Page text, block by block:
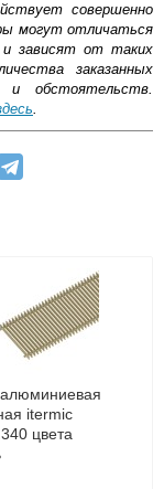
совершенно
могут отличаться
зависят от таких
заказанных
и обстоятельств.
.
области
реального
товара как при
Web-money,
с НДС)
itermic
цвета